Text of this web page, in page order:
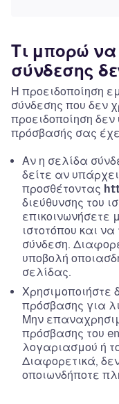
Τι μπορώ
σύνδεσης
Η προειδοποίηση
σύνδεσης που δεν
προειδοποίηση δεν
πρόσβασής σας
Αν η σελίδα
δείτε αν
προσθέτοντας
διεύθυνσης του
επικοινωνήσετε
ιστοτόπου και
σύνδεση.
υποβολή
σελίδας.
Χρησιμοποιήστε
πρόσβασης για
Μην
πρόσβασης του
λογαριασμού ή
Διαφορετικά,
οποιωνδήποτε